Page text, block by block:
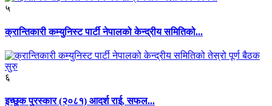
५
क्रान्तिकारी कम्युनिस्ट पार्टी नेपालको केन्द्रीय समितिको...
६
इच्छुक पुरस्कार (२०८१) आदर्श राई, सफल...